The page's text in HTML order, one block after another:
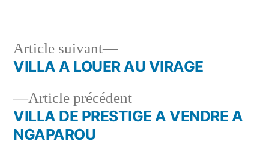
Navigation
de
l’article
Article précédentArticle
précédent :
VILLA DE PRESTIGE A VENDRE A
NGAPAROU
Article suivant
Article
suivant :
VILLA A LOUER AU VIRAGE